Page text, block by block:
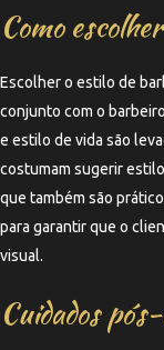
Como
Escolher o estilo de
conjunto com o
e estilo de vida são
costumam sugerir
que também são
para garantir que o
visual.
Cuidados